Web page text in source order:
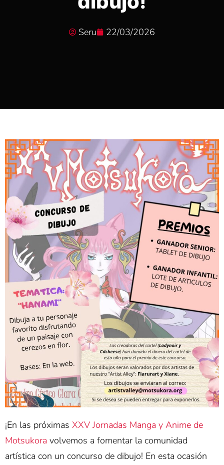
Seru 22/03/2026
¡En las próximas XXV Jornadas Manga y Anime de
Motsukora volvemos a fomentar la comunidad
artística con un concurso de dibujo! En esta ocasión